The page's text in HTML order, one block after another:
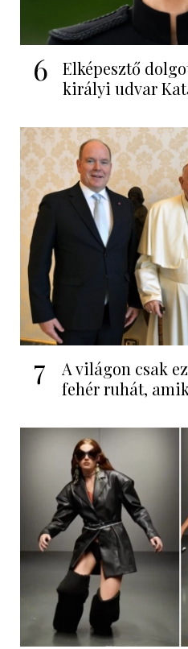
6
Elképesztő
királyi udvar
7
A világon csak
fehér ruhát,